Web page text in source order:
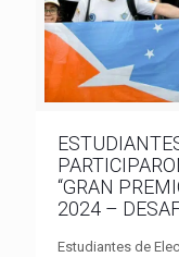
“GRAN
2024 –
Estudiantes de